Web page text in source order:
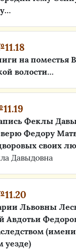
на поместья
волости…
Феклы
Федору
своих
Давыдовна
Львовны
Авдотьи
уезде)